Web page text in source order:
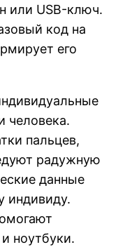
или USB-ключ.
код на
его
человека.
пальцев,
радужную
данные
индивиду.
ноутбуки.